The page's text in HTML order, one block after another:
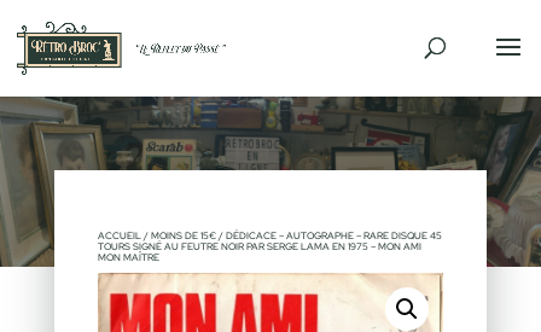
ACCUEIL/ MOINS DE 15€/ DÉDICACE – AUTOGRAPHE – RARE DISQUE 45
TOURS SIGNÉ AU FEUTRE NOIR PAR SERGE LAMA EN 1975 – MON AMI
MON MAÎTRE